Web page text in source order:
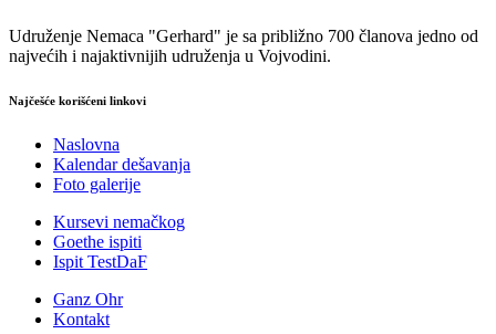
Udruženje Nemaca "Gerhard" je sa približno 700 članova jedno od
najvećih i najaktivnijih udruženja u Vojvodini.
Najčešće korišćeni linkovi
Naslovna
Kalendar dešavanja
Foto galerije
Kursevi nemačkog
Goethe ispiti
Ispit TestDaF
Ganz Ohr
Kontakt